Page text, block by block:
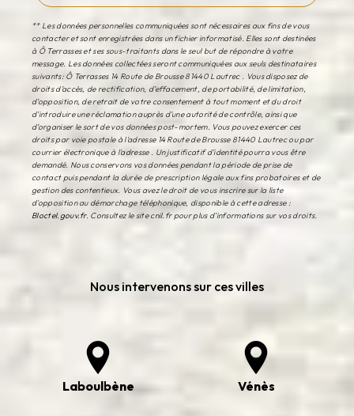
** Les données personnelles communiquées sont nécessaires aux fins de vous
contacter et sont enregistrées dans un fichier informatisé. Elles sont destinées
à Ô Terrasses et ses sous-traitants dans le seul but de répondre à votre
message. Les données collectées seront communiquées aux seuls destinataires
suivants: Ô Terrasses 14 Route de Brousse 81440 Lautrec . Vous disposez de
droits d’accès, de rectification, d’effacement, de portabilité, de limitation,
d’opposition, de retrait de votre consentement à tout moment et du droit
d’introduire une réclamation auprès d’une autorité de contrôle, ainsi que
d’organiser le sort de vos données post-mortem. Vous pouvez exercer ces
droits par voie postale à l'adresse 14 Route de Brousse 81440 Lautrec ou par
courrier électronique à l'adresse . Un justificatif d'identité pourra vous être
demandé. Nous conservons vos données pendant la période de prise de
contact puis pendant la durée de prescription légale aux fins probatoires et de
gestion des contentieux. Vous avez le droit de vous inscrire sur la liste
d'opposition au démarchage téléphonique, disponible à cette adresse :
Bloctel.gouv.fr. Consultez le site cnil.fr pour plus d’informations sur vos droits.
Nous intervenons sur ces villes
Laboulbène Vénès